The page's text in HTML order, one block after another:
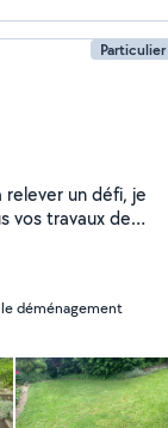
Particulier
un défi, je
vos travaux de
et toujours
vous
déménagement